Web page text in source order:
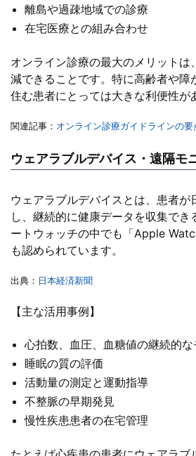
離島や過疎地域での診療
在宅医療との組み合わせ
オンライン診療の最大のメリットは
減できることです。特に高齢者や障
住む患者にとっては大きな利便性が
関連記事： オンライン診療ガイドラインの
ウェアラブルデバイス・遠隔モ
ウェアラブルデバイスとは、患者が
し、継続的に健康データを収集でき
ートウォッチの中でも「Apple
も認められています。
出典： 日本経済新聞
【主な活用事例】
心拍数、血圧、血糖値の継続的
睡眠の質の評価
活動量の測定と運動指導
不整脈の早期発見
慢性疾患患者の在宅管理